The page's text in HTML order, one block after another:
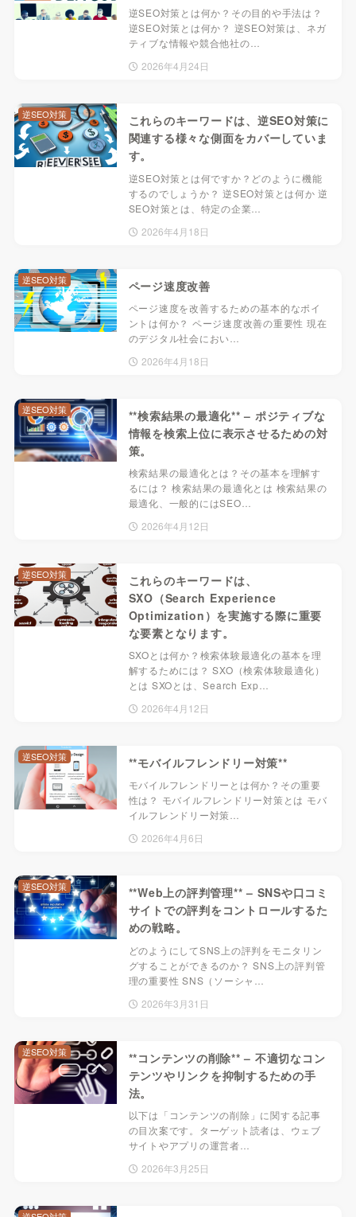
逆SEO対策とは何か？その目的や手法は？
逆SEO対策とは何か？ 逆SEO対策は、ネガ
ティブな情報や競合他社の…
2026年4月24日
これらのキーワードは、逆SEO対策に
関連する様々な側面をカバーしていま
す。
逆SEO対策とは何ですか？どのように機能
するのでしょうか？ 逆SEO対策とは何か 逆
SEO対策とは、特定の企業…
2026年4月18日
逆SEO対策
ページ速度改善
ページ速度を改善するための基本的なポイ
ントは何か？ ページ速度改善の重要性 現在
のデジタル社会におい…
2026年4月18日
逆SEO対策
**検索結果の最適化** – ポジティブな
情報を検索上位に表示させるための対
策。
検索結果の最適化とは？その基本を理解す
るには？ 検索結果の最適化とは 検索結果の
最適化、一般的にはSEO…
2026年4月12日
逆SEO対策
これらのキーワードは、
SXO（Search Experience
Optimization）を実施する際に重要
な要素となります。
SXOとは何か？検索体験最適化の基本を理
解するためには？ SXO（検索体験最適化）
とは SXOとは、Search Exp…
2026年4月12日
逆SEO対策
**モバイルフレンドリー対策**
モバイルフレンドリーとは何か？その重要
性は？ モバイルフレンドリー対策とは モバ
イルフレンドリー対策…
2026年4月6日
逆SEO対策
**Web上の評判管理** – SNSや口コミ
サイトでの評判をコントロールするた
めの戦略。
どのようにしてSNS上の評判をモニタリン
グすることができるのか？ SNS上の評判管
理の重要性 SNS（ソーシャ…
2026年3月31日
逆SEO対策
**コンテンツの削除** – 不適切なコン
テンツやリンクを抑制するための手
法。
以下は「コンテンツの削除」に関する記事
の目次案です。ターゲット読者は、ウェブ
サイトやアプリの運営者…
2026年3月25日
逆SEO対策